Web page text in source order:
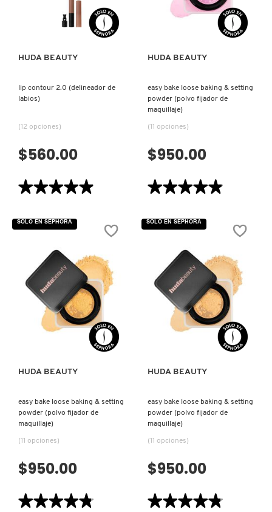
SEPHORA COLLECTION
SEPHORA FAVORITES
SMASHBOX
SOL DE JANEIRO
THE INKEY LIST
THE ORDINARY
VISTA RÁPIDA
HUDA BEAUTY
lip contour 2.0 (delineador de
labios)
(12 opciones)
$560.00
★★★★★
★★★★★
5
CONTOUR
(DELINEADOR
DE
LABIOS)
VISTA RÁPIDA
HUDA BEAUTY
easy bake loose baking & setting
powder (polvo fijador de
maquillaje)
(11 opciones)
$950.00
★★★★★
★★★★★
5
BAKE
LOOSE
BAKING
SETTING
POWDER
(POLVO
VISTA RÁPIDA
HUDA BEAUTY
easy bake loose baking & setting
powder (polvo fijador de
maquillaje)
(11 opciones)
$950.00
★★★★★
★★★★★
SOLO EN SEPHORA
VISTA RÁPIDA
HUDA BEAUTY
easy bake loose baking & setting
powder (polvo fijador de
maquillaje)
(11 opciones)
$950.00
★★★★★
★★★★★
SOLO EN SEPHORA